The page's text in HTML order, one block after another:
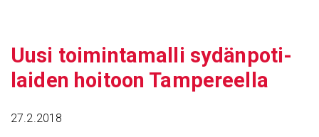
Uusi toimin­ta­malli sydän­po­ti­
laiden hoitoon Tampe­reella
27.2.2018